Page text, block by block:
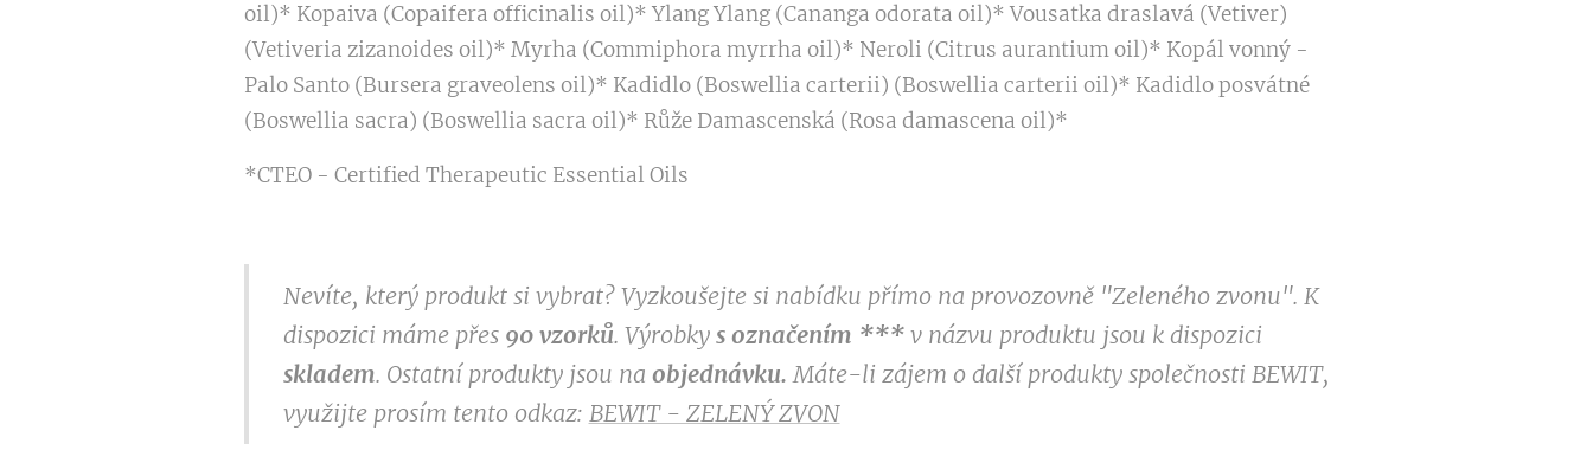
oil)* Kopaiva (Copaifera officinalis oil)* Ylang Ylang (Cananga odorata oil)* Vousatka draslavá (Vetiver)
(Vetiveria zizanoides oil)* Myrha (Commiphora myrrha oil)* Neroli (Citrus aurantium oil)* Kopál vonný -
Palo Santo (Bursera graveolens oil)* Kadidlo (Boswellia carterii) (Boswellia carterii oil)* Kadidlo posvátné
(Boswellia sacra) (Boswellia sacra oil)* Růže Damascenská (Rosa damascena oil)*
*CTEO - Certified Therapeutic Essential Oils
Nevíte, který produkt si vybrat? Vyzkoušejte si nabídku přímo na provozovně "Zeleného zvonu". K
dispozici máme přes 90 vzorků. Výrobky s označením ***v názvu produktu jsou k dispozici
skladem. Ostatní produkty jsou na objednávku. Máte-li zájem o další produkty společnosti BEWIT,
využijte prosím tento odkaz: BEWIT - ZELENÝ ZVON